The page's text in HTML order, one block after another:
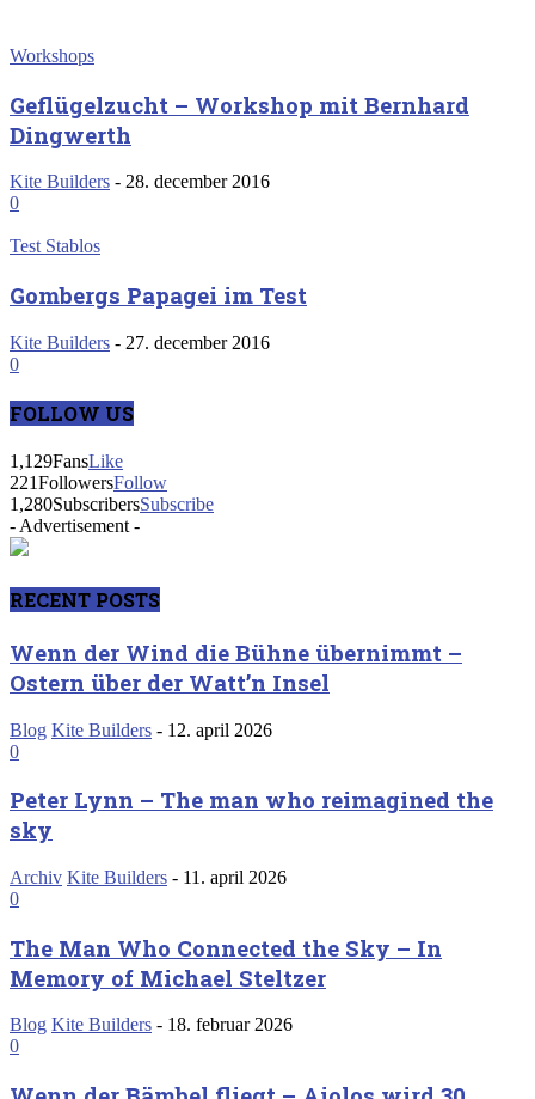
Workshops
Geflügelzucht – Workshop mit Bernhard
Dingwerth
Kite Builders - 28. december 2016
0
Test Stablos
Gombergs Papagei im Test
Kite Builders - 27. december 2016
0
FOLLOW US
1,129FansLike
221FollowersFollow
1,280SubscribersSubscribe
- Advertisement -
RECENT POSTS
Wenn der Wind die Bühne übernimmt –
Ostern über der Watt’n Insel
Blog Kite Builders - 12. april 2026
0
Peter Lynn – The man who reimagined the
sky
Archiv Kite Builders - 11. april 2026
0
The Man Who Connected the Sky – In
Memory of Michael Steltzer
Blog Kite Builders - 18. februar 2026
0